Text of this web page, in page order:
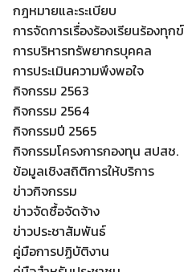
กฎหมายและระเบียบ
การจัดการเรื่องร้องเรียนร้องทุกข์
การบริหารทรัพยากรบุคคล
การประเมินความพึงพอใจ
กิจกรรม 2563
กิจกรรม 2564
กิจกรรมปี 2565
กิจกรรมโครงการกองทุน สปสช.
ข้อมูลเชิงสถิติการให้บริการ
ข่าวกิจกรรม
ข่าวจัดซื้อจัดจ้าง
ข่าวประชาสัมพันธ์
คู่มือการปฏิบัติงาน